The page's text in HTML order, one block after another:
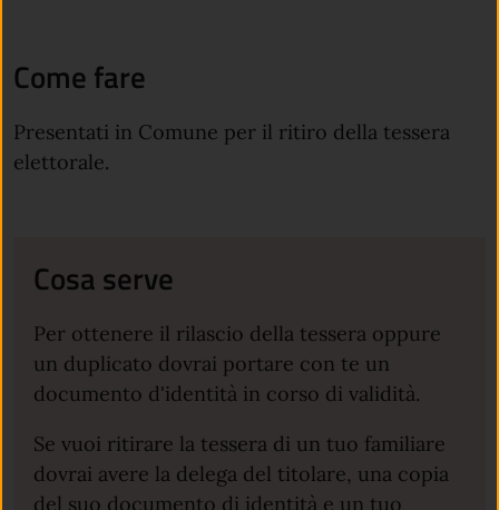
Come fare
Presentati in Comune per il ritiro della tessera
elettorale.
Cosa serve
Per ottenere il rilascio della tessera oppure
un duplicato dovrai portare con te un
documento d'identità in corso di validità.
Se vuoi ritirare la tessera di un tuo familiare
dovrai avere la delega del titolare, una copia
del suo documento di identità e un tuo